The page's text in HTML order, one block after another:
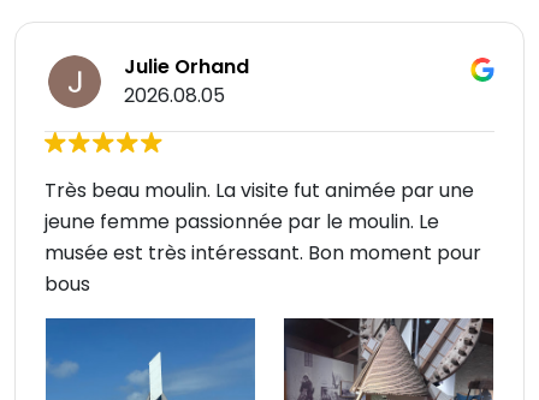
Julie Orhand
2026.08.05
Très beau moulin. La visite fut animée par une
jeune femme passionnée par le moulin. Le
musée est très intéressant. Bon moment pour
bous